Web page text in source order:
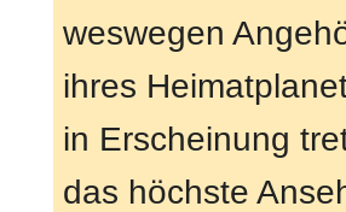
weswegen
ihres
in Erscheinung
das höchste